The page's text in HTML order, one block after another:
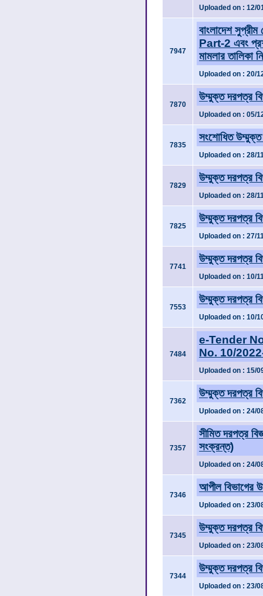
Uploaded on : 12/
7947
বাংলাদেশ
Part-2 এবং
মামলার তালিকা
Uploaded on : 20/
7870
উম্মুক্ত দরপত্র
Uploaded on : 05/
7835
সংশোধিত
Uploaded on : 28/
7829
উম্মুক্ত দরপত্র
Uploaded on : 28/
7825
উম্মুক্ত দরপত্র
Uploaded on : 27/
7741
উম্মুক্ত দরপত্র
Uploaded on : 10/
7553
উম্মুক্ত দরপত্র
Uploaded on : 10/
7484
e-Tender
No. 10/
Uploaded on : 15/
7362
উম্মুক্ত দরপত্র
Uploaded on : 24/
7357
সীমিত দরপত্র
সংক্রন্ত)
Uploaded on : 24/
7346
আপীল বিভাগের
Uploaded on : 23/
7345
উম্মুক্ত দরপত্র
Uploaded on : 23/
7344
উম্মুক্ত দরপত্র
Uploaded on : 23/